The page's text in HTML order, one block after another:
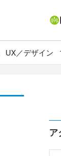
UX／デザイン
ア